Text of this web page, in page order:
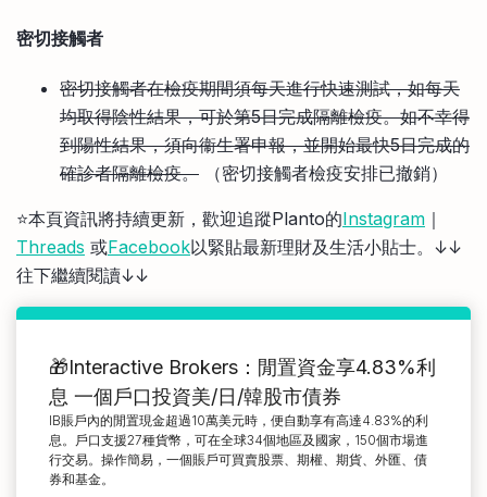
密切接觸者
密切接觸者在檢疫期間須每天進行快速測試，如每天
均取得陰性結果，可於第5日完成隔離檢疫。如不幸得
到陽性結果，須向衞生署申報，並開始最快5日完成的
確診者隔離檢疫。 （密切接觸者檢疫安排已撤銷）
⭐️本頁資訊將持續更新，歡迎追蹤Planto的Instagram ｜
Threads 或Facebook以緊貼最新理財及生活小貼士。↓↓
往下繼續閱讀↓↓
🎁Interactive Brokers：閒置資金享4.83%利
息 一個戶口投資美/日/韓股市債券
IB賬戶內的閒置現金超過10萬美元時，便自動享有高達4.83%的利
息。戶口支援27種貨幣，可在全球34個地區及國家，150個市場進
行交易。操作簡易，一個賬戶可買賣股票、期權、期貨、外匯、債
券和基金。